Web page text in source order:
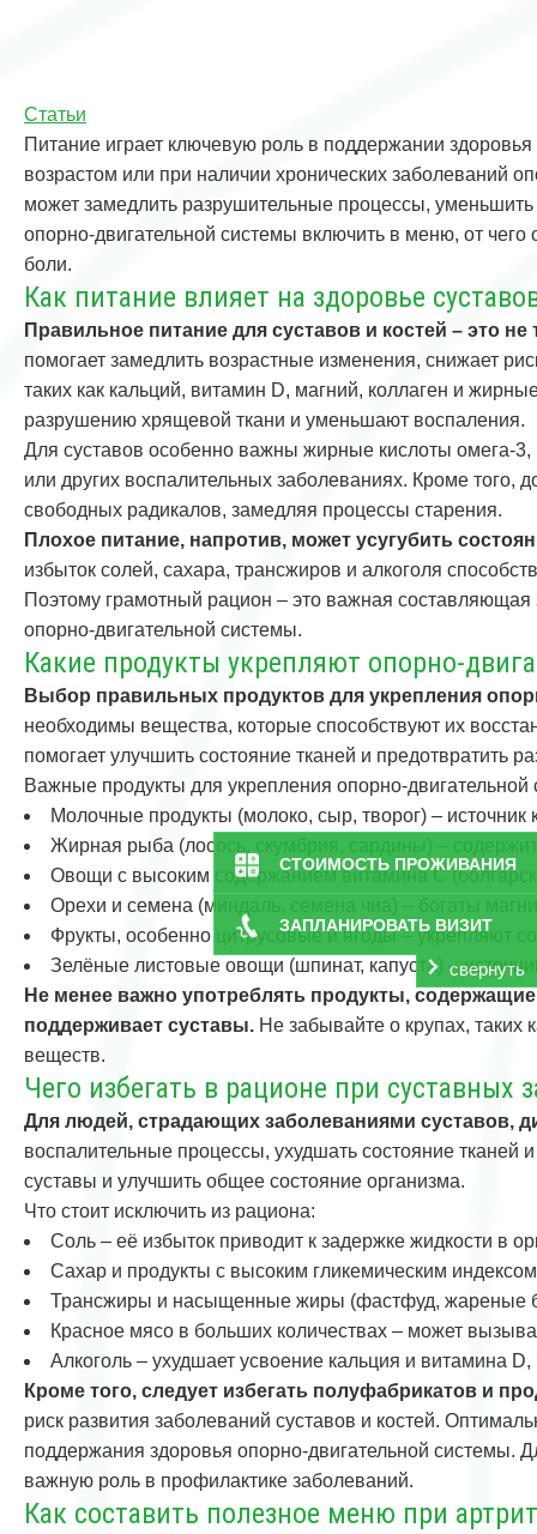
СТОИМОСТЬ ПРОЖИВАНИЯ
ЗАПЛАНИРОВАТЬ ВИЗИТ
свернуть
Статьи
Питание играет ключевую роль в поддержании
возрастом или при наличии хронических заболеваний
может замедлить разрушительные процессы, уменьшить
опорно-двигательной системы включить в меню, от чего
боли.
Как питание влияет на здоровье
Правильное питание для суставов и костей – это
помогает замедлить возрастные изменения, снижает
таких как кальций, витамин D, магний, коллаген и
разрушению хрящевой ткани и уменьшают воспаления.
Для суставов особенно важны жирные кислоты омега-
или других воспалительных заболеваниях. Кроме того,
свободных радикалов, замедляя процессы старения.
Плохое питание, напротив, может усугубить
избыток солей, сахара, трансжиров и алкоголя
Поэтому грамотный рацион – это важная
опорно-двигательной системы.
Какие продукты укрепляют опорно-
Выбор правильных продуктов для укрепления
необходимы вещества, которые способствуют их
помогает улучшить состояние тканей и предотвратить
Важные продукты для укрепления опорно-двигательной
Молочные продукты (молоко, сыр, творог) – источник
Жирная рыба (лосось, скумбрия, сардины) –
Овощи с высоким содержанием витамина С
Орехи и семена (миндаль, семена чиа) – богаты
Фрукты, особенно цитрусовые и ягоды – укрепляют
Зелёные листовые овощи (шпинат, капуста) –
Не менее важно употреблять продукты,
поддерживает суставы. Не забывайте о крупах,
веществ.
Чего избегать в рационе при суставных
Для людей, страдающих заболеваниями суставов,
воспалительные процессы, ухудшать состояние тканей
суставы и улучшить общее состояние организма.
Что стоит исключить из рациона:
Соль – её избыток приводит к задержке жидкости в
Сахар и продукты с высоким гликемическим
Трансжиры и насыщенные жиры (фастфуд, жареные
Красное мясо в больших количествах – может
Алкоголь – ухудшает усвоение кальция и витамина D,
Кроме того, следует избегать полуфабрикатов и
риск развития заболеваний суставов и костей.
поддержания здоровья опорно-двигательной системы.
важную роль в профилактике заболеваний.
Как составить полезное меню при